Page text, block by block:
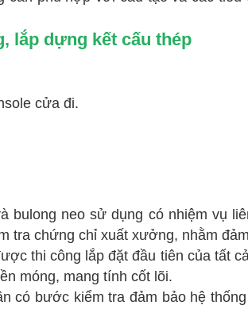
lắp dựng kết cấu thép
cửa đi.
neo sử dụng có nhiệm vụ
tra chứng chỉ xuất xưởng, nhằm
thi công lắp đặt đầu tiên của tất
móng, mang tính cốt lõi.
bước kiểm tra đảm bảo hệ